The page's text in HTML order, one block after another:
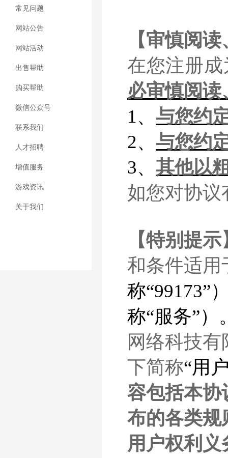
常见问题
网站公告
网站活动
出售帮助
购买帮助
微信公众号
联系我们
人才招聘
增值服务
游戏资讯
关于我们
【审慎阅
在您注册
必审慎阅
1、 与您约
2、 与您约
3、 其他以
如您对协议
【特别提示
和条件适用
称“99173”
称“服务”）
网络科技
下简称“用
容包括本协
布的各类规
用户权利